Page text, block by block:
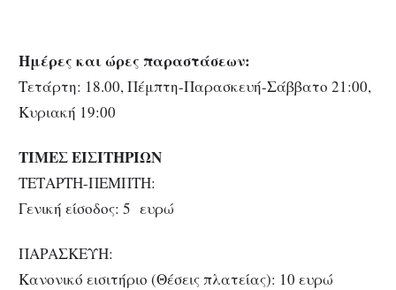
Ημέρες και ώρες παραστάσεων:
Τετάρτη: 18.00, Πέμπτη-Παρασκευή-Σάββατο 21:00,
Κυριακή 19:00
ΤΙΜΕΣ ΕΙΣΙΤΗΡΙΩΝ
ΤΕΤΑΡΤΗ-ΠΕΜΠΤΗ:
Γενική είσοδος: 5 ευρώ
ΠΑΡΑΣΚΕΥΗ:
Κανονικό εισιτήριο (Θέσεις πλατείας): 10 ευρώ